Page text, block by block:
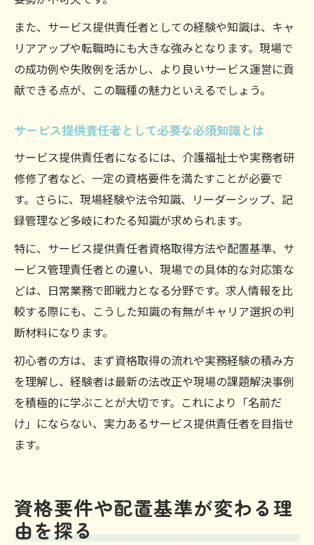
また、サービス提供責任者としての経験や知識は、キャ
リアアップや転職時にも大きな強みとなります。現場で
の成功例や失敗例を活かし、より良いサービス運営に貢
献できる点が、この職種の魅力といえるでしょう。
サービス提供責任者として必要な必須知識とは
サービス提供責任者になるには、介護福祉士や実務者研
修修了者など、一定の資格要件を満たすことが必要で
す。さらに、現場経験や法令知識、リーダーシップ、記
録管理など多岐にわたる知識が求められます。
特に、サービス提供責任者資格取得方法や配置基準、サ
ービス管理責任者との違い、現場での具体的な対応策な
どは、日常業務で即戦力となる分野です。求人情報を比
較する際にも、こうした知識の有無がキャリア選択の判
断材料になります。
初心者の方は、まず資格取得の流れや実務経験の積み方
を理解し、経験者は最新の法改正や現場の課題解決事例
を積極的に学ぶことが大切です。これにより「名前だ
け」にならない、実力あるサービス提供責任者を目指せ
ます。
資格要件や配置基準が変わる理
由を探る